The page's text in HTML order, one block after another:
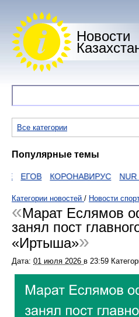
Новости
Все категории
Популярные темы
ЕГОВ КОРОНАВИРУС NUR
Категории новостей / Новости
Марат Еслямов
занял пост
«Иртыша»
Дата: 01 июля 2026 в 23:59